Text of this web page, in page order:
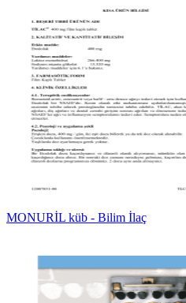
MONURİL küb - Bilim İlaç